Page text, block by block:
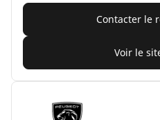
Contacter le
Voir le